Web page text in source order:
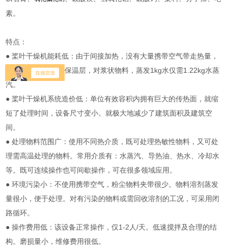
素。
特点：
● 桨叶干燥机能耗低：由于间接加热，没有大量携带空气带走热量，
干燥器外壁又设置 保温层，对浆状物料，蒸发1kg水仅需1.22kg水蒸
汽。
● 桨叶干燥机系统造价低：单位有效容积内拥有巨大的传热面，就缩
短了处理时间，设备尺寸变小。就极大地减少了建筑面积及建筑空
间。
● 处理物料范围广：使用不同热介质，既可处理热敏性物料，又可处
理需高温处理的物料。常用介质有：水蒸汽、导热油、热水、冷却水
等。既可连续操作也可间歇操作，可在很多领域应用。
● 环境污染小：不使用携带空气，粉尘物料夹带很少。物料溶剂蒸发
量很小，便于处理。对有污染的物料或需回收溶剂的工况，可采用闭
路循环。
● 操作费用低：该设备正常操作，仅1-2人/天。低速搅拌及合理的结
构。磨损量小，维修费用很低。